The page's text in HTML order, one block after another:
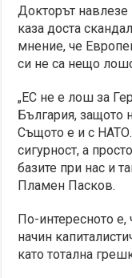
Докторът навлезе
каза доста
мнение, че
си не са нещо
„ЕС не е лош за
България, защото
Същото е и с
сигурност, а
базите при нас и
Пламен Пасков.
По-интересното
начин
като тотална